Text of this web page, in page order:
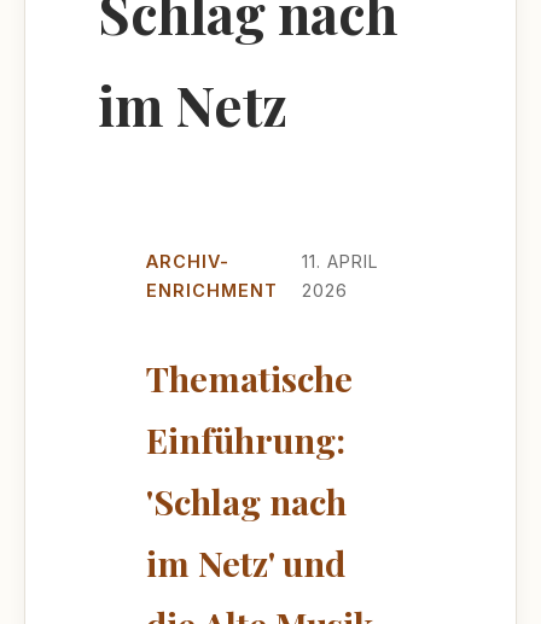
im Netz
ARCHIV-
ENRICHMENT
11. APRIL
2026
Thematische
Einführung:
'Schlag nach
im Netz' und